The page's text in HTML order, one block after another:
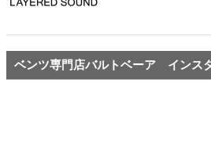
ベンツ専門店バルトベーア インス